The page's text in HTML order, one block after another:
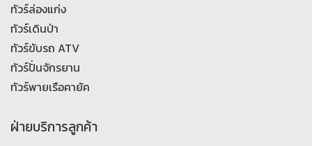
ทัวร์ล่องแก่ง
ทัวร์เดินป่า
ทัวร์ขับรถ ATV
ทัวร์ปั่นจักรยาน
ทัวร์พายเรือคายัค
ฝ่ายบริการลูกค้า